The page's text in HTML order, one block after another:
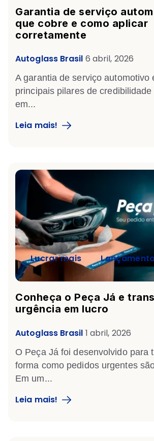
Garantia de serviço
que cobre e como aplicar
corretamente
Autoglass Brasil 6 abril, 2026
A garantia de serviço automotivo
principais pilares de
em...
Leia mais!
Lucrar mais
Conheça o Peça Já e
urgência em lucro
Autoglass Brasil 1 abril, 2026
O Peça Já foi desenvolvido para
forma como pedidos urgentes
Em um...
Leia mais!